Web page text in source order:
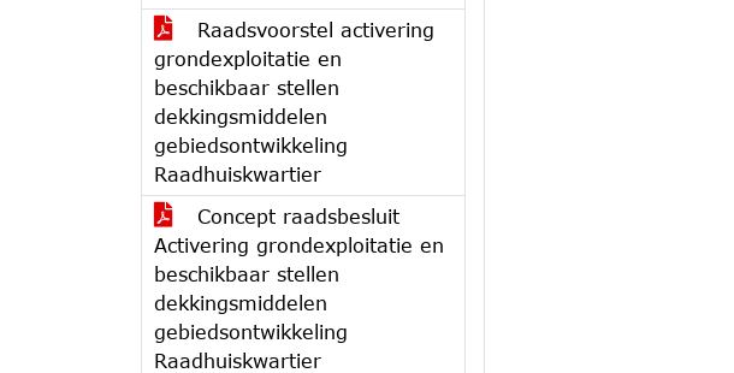
Raadsvoorstel activering
grondexploitatie en
beschikbaar stellen
dekkingsmiddelen
gebiedsontwikkeling
Raadhuiskwartier
Concept raadsbesluit
Activering grondexploitatie en
beschikbaar stellen
dekkingsmiddelen
gebiedsontwikkeling
Raadhuiskwartier